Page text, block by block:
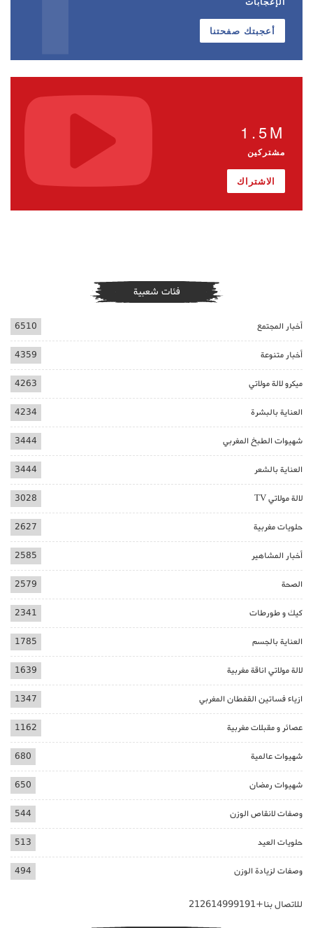
أعجبتك صفحتنا
1.5M
مشتركين
الاشتراك
فئات شعبية
أخبار المجتمع 6510
أخبار متنوعة 4359
ميكرو لالة مولاتي 4263
العناية بالبشرة 4234
شهيوات الطبخ المغربي 3444
العناية بالشعر 3444
لالة مولاتي TV 3028
حلويات مغربية 2627
أخبار المشاهير 2585
الصحة 2579
كيك و طورطات 2341
العناية بالجسم 1785
لالة مولاتي اناقة مغربية 1639
ازياء فساتين القفطان المغربي 1347
عصائر و مقبلات مغربية 1162
شهيوات عالمية 680
شهيوات رمضان 650
وصفات لانقاص الوزن 544
حلويات العيد 513
وصفات لزيادة الوزن 494
للاتصال بنا+212614999191